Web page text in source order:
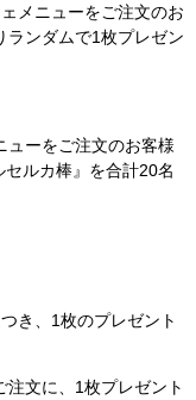
メニューをご注文のお
ランダムで1枚プレゼン
ューをご注文のお客様
ルカ棒』を合計20名
き、1枚のプレゼント
文に、1枚プレゼント